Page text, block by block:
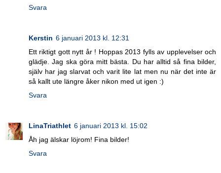
Svara
Kerstin 6 januari 2013 kl. 12:31
Ett riktigt gott nytt år ! Hoppas 2013 fylls av upplevelser och
glädje. Jag ska göra mitt bästa. Du har alltid så fina bilder,
själv har jag slarvat och varit lite lat men nu när det inte är
så kallt ute längre åker nikon med ut igen :)
Svara
LinaTriathlet 6 januari 2013 kl. 15:02
Åh jag älskar löjrom! Fina bilder!
Svara